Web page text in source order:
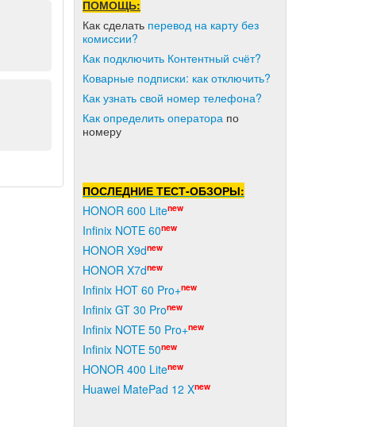
ПОМОЩЬ:
Как сделать перевод на карту без
комиссии?
Как подключить Контентный счёт?
Коварные подписки: как отключить?
Как узнать свой номер телефона?
Как определить оператора по
номеру
ПОСЛЕДНИЕ ТЕСТ-ОБЗОРЫ:
HONOR 600 Litenew
Infinix NOTE 60new
HONOR X9dnew
HONOR X7dnew
Infinix HOT 60 Pro+new
Infinix GT 30 Pronew
Infinix NOTE 50 Pro+new
Infinix NOTE 50new
HONOR 400 Litenew
Huawei MatePad 12 Xnew